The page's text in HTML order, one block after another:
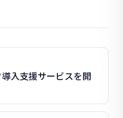
入支援サービスを開